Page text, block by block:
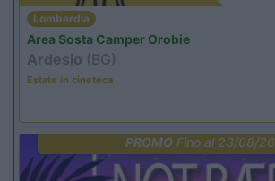
Lombardia
Area Sosta Camper Orobie
Ardesio (BG)
Estate in cineteca
PROMO Fino al 23/08/26